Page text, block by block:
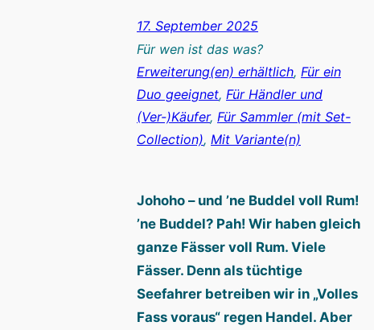
17. September 2025
Für wen ist das was?
Erweiterung(en) erhältlich, Für ein
Duo geeignet, Für Händler und
(Ver-)Käufer, Für Sammler (mit Set-
Collection), Mit Variante(n)
Johoho – und ’ne Buddel voll Rum!
’ne Buddel? Pah! Wir haben gleich
ganze Fässer voll Rum. Viele
Fässer. Denn als tüchtige
Seefahrer betreiben wir in „Volles
Fass voraus“ regen Handel. Aber